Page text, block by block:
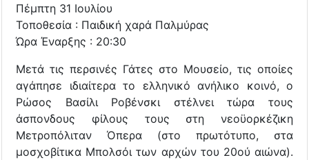
Πέμπτη 31 Ιουλίου
Τοποθεσία : Παιδική χαρά Παλμύρας
Ώρα Έναρξης : 20:30
Μετά τις περσινές Γάτες στο Μουσείο, τις οποίες
αγάπησε ιδιαίτερα το ελληνικό ανήλικο κοινό, ο
Ρώσος Βασίλι Ροβένσκι στέλνει τώρα τους
άσπονδους φίλους τους στη νεοϋορκέζικη
Μετροπόλιταν Όπερα (στο πρωτότυπο, στα
μοσχοβίτικα Μπολσόι των αρχών του 20ού αιώνα).